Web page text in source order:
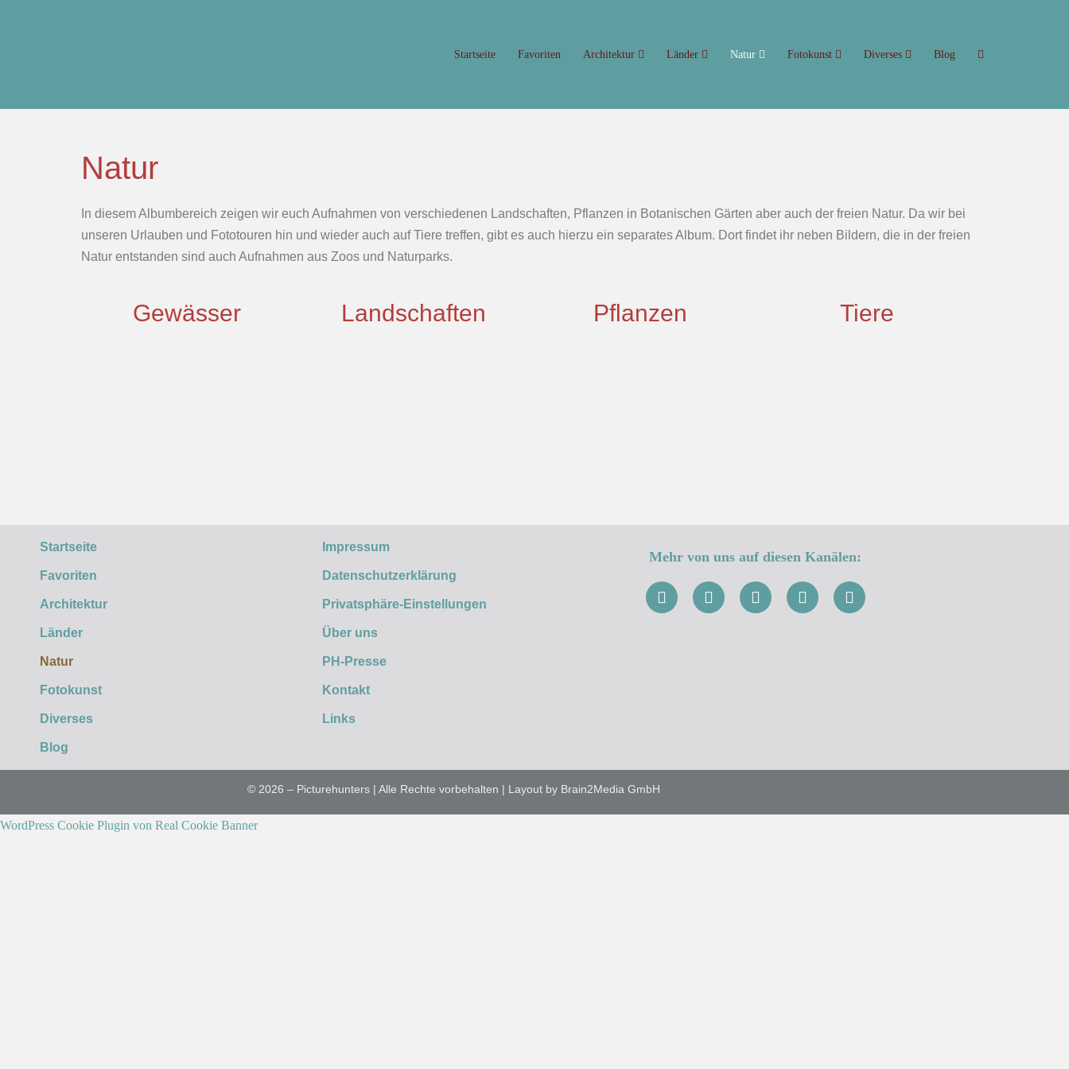
Startseite Favoriten Architektur Länder Natur Fotokunst Diverses Blog
Natur
In diesem Albumbereich zeigen wir euch Aufnahmen von verschiedenen Landschaften, Pflanzen in Botanischen Gärten aber auch der freien Natur. Da wir bei
unseren Urlauben und Fototouren hin und wieder auch auf Tiere treffen, gibt es auch hierzu ein separates Album. Dort findet ihr neben Bildern, die in der freien
Natur entstanden sind auch Aufnahmen aus Zoos und Naturparks.
Gewässer Landschaften Pflanzen Tiere
Startseite
Favoriten
Architektur
Länder
Natur
Fotokunst
Diverses
Blog
Impressum
Datenschutzerklärung
Privatsphäre-Einstellungen
Über uns
PH-Presse
Kontakt
Links
Mehr von uns auf diesen Kanälen:
© 2026 – Picturehunters | Alle Rechte vorbehalten | Layout by Brain2Media GmbH
WordPress Cookie Plugin von Real Cookie Banner